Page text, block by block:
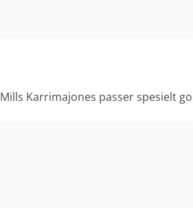
Mills Karrimajones passer spesielt